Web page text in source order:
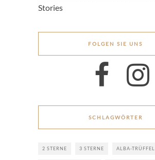
Stories
FOLGEN SIE UNS
SCHLAGWÖRTER
2 STERNE 3 STERNE ALBA-TRÜFFEL